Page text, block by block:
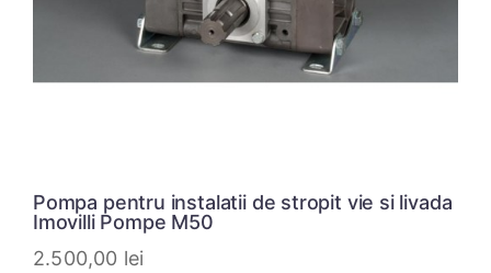
Pompa pentru instalatii de stropit vie si livada
Imovilli Pompe M50
2.500,00 lei